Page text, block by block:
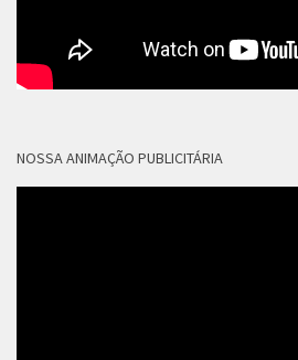
NOSSA ANIMAÇÃO PUBLICITÁRIA